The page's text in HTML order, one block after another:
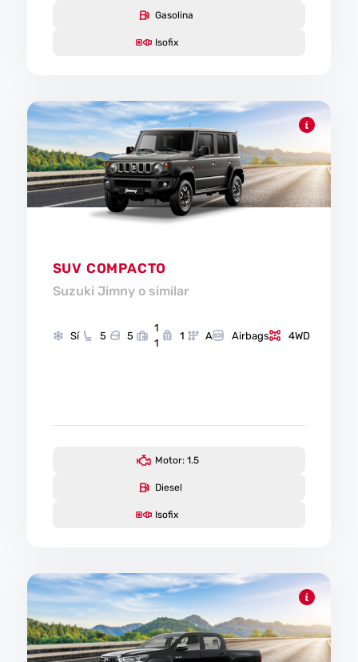
Gasolina
Isofix
SUV COMPACTO
Suzuki Jimny o similar
Sí 5 5
1
1
1 A Airbags 4WD
Motor: 1.5
Diesel
Isofix